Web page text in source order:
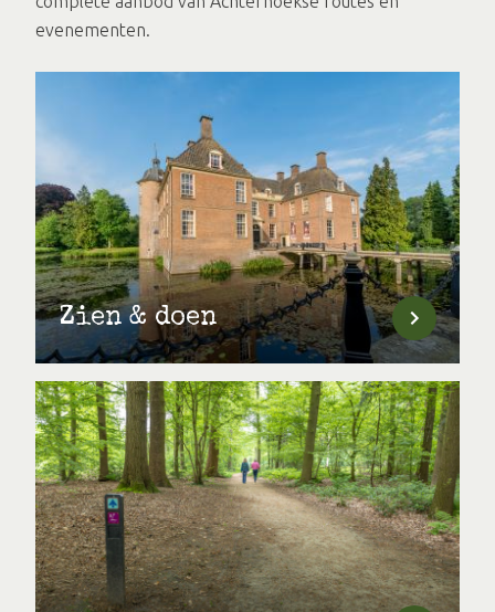
evenementen.
Zien & doen